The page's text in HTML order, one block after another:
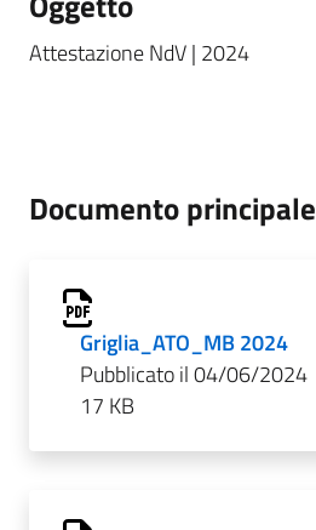
Attestazione NdV | 2024
Documento principale
Griglia_ATO_MB 2024
Pubblicato il 04/06/2024
17 KB